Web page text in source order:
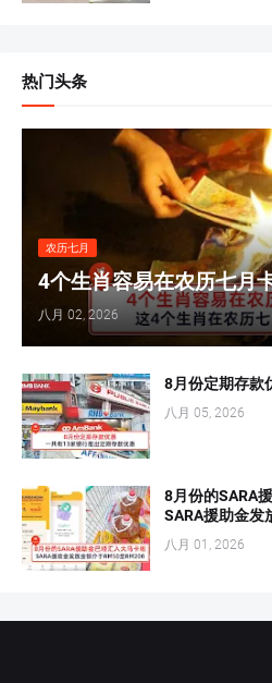
热门头条
农历七月
4个生肖容易在农历七月
八月 02, 2026
8月份定期存款
八月 05, 2026
8月份的SARA
SARA援助金发
八月 01, 2026